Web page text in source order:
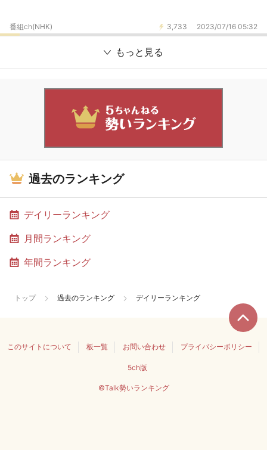
3,733 2023/07/16 05:32
番組ch(NHK)
もっと見る
過去のランキング
デイリーランキング
月間ランキング
年間ランキング
トップ 過去のランキング デイリーランキング
このサイトについて 板一覧 お問い合わせ プライバシーポリシー
5ch版
©Talk勢いランキング